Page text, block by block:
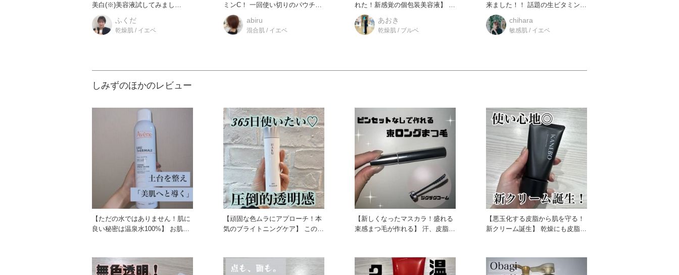
美白(※)美容液試してみまし
ふくだ
乾燥肌 / イエベ
ミンC！ 一回使い切りのパウチに
なっており、新鮮さを
abiru
混合肌 / イエベ
れた！新感覚の個包装美容液】 美
容感度の高い方の間で今
あおき
乾燥肌 / ブルベ
来ました！！ 話題の生ビタミン
C（アスコルビン酸）を有
chihara
敏感肌 / イエベ
しみずのほかのレビュー
【ただの水ではありません！肌に
良い秘密は温泉水100%】 お肌に
【頑固な色ムラにアプローチ！本
気のブライトニングケア】 この時
【新しくなったマスカラ！盛れる
束感まつ毛が作れる】 汗、皮脂、
【悪玉化する皮脂から肌を守る！
新クリーム誕生】 乾燥にも皮脂に